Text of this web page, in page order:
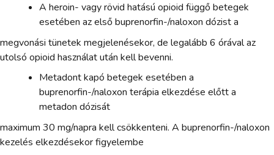
A heroin- vagy rövid hatású opioid függő betegek
esetében az első buprenorfin-/naloxon dózist a
megvonási tünetek megjelenésekor, de legalább 6 órával az
utolsó opioid használat után kell bevenni.
Metadont kapó betegek esetében a
buprenorfin-/naloxon terápia elkezdése előtt a
metadon dózisát
maximum 30 mg/napra kell csökkenteni. A buprenorfin-/naloxon
kezelés elkezdésekor figyelembe